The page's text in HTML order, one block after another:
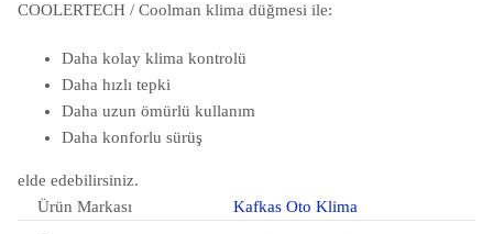
COOLERTECH / Coolman klima düğmesi ile:
Daha kolay klima kontrolü
Daha hızlı tepki
Daha uzun ömürlü kullanım
Daha konforlu sürüş
elde edebilirsiniz.
Ürün Markası
Kafkas Oto Klima